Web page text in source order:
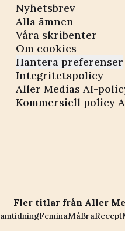
Nyhetsbrev
Alla ämnen
Våra skribenter
Om cookies
Hantera preferenser
Integritetspolicy
Aller Medias AI-
Kommersiell policy
Fler titlar från Aller
FeminaMåBraRecept